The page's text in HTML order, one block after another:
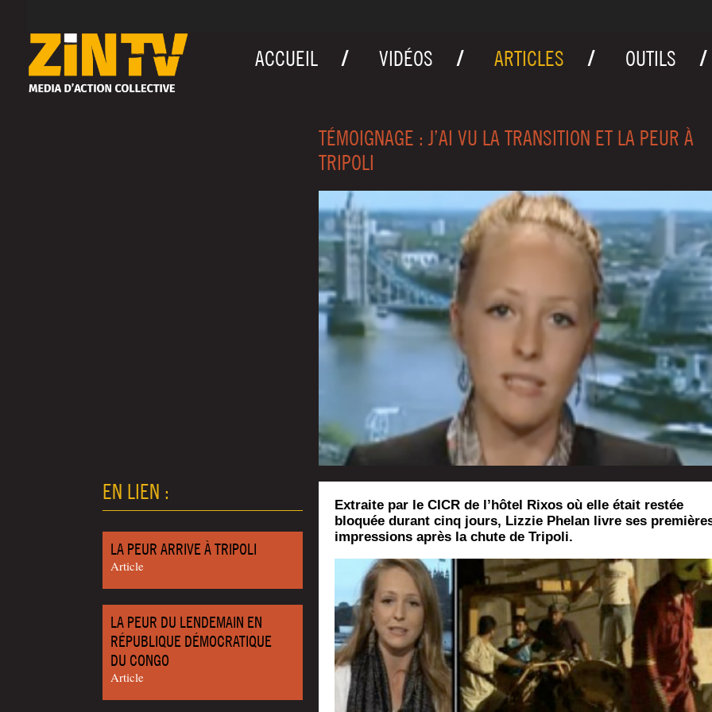
ACCUEIL VIDÉOS ARTICLES OUTILS
TÉMOIGNAGE : J’AI VU LA TRANSITION ET LA PEUR À
TRIPOLI
EN LIEN :
LA PEUR ARRIVE À TRIPOLI
Article
LA PEUR DU LENDEMAIN EN
RÉPUBLIQUE DÉMOCRATIQUE
DU CONGO
Article
Extraite par le CICR de l’hôtel Rixos où elle était restée
bloquée durant cinq jours, Lizzie Phelan livre ses
impressions après la chute de Tripoli.